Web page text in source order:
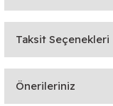
Bu
Taksit Seçenekleri
Önerileriniz